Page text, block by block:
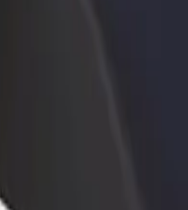
Sibiu til Farmacia
Sibiu til Farmacia Rețeta? Utforsk